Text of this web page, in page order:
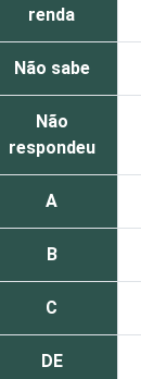
renda
Não sabe
Não
respondeu
A
B
C
DE